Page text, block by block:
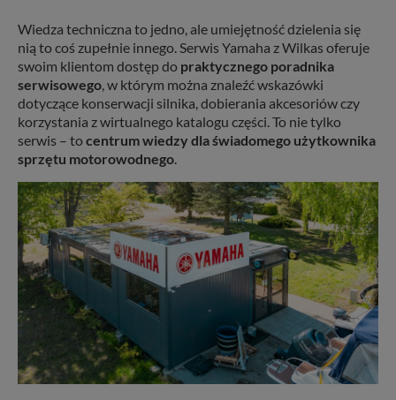
Wiedza techniczna to jedno, ale umiejętność dzielenia się
nią to coś zupełnie innego. Serwis Yamaha z Wilkas oferuje
swoim klientom dostęp do praktycznego poradnika
serwisowego, w którym można znaleźć wskazówki
dotyczące konserwacji silnika, dobierania akcesoriów czy
korzystania z wirtualnego katalogu części. To nie tylko
serwis – tocentrum wiedzy dla świadomego użytkownika
sprzętu motorowodnego.